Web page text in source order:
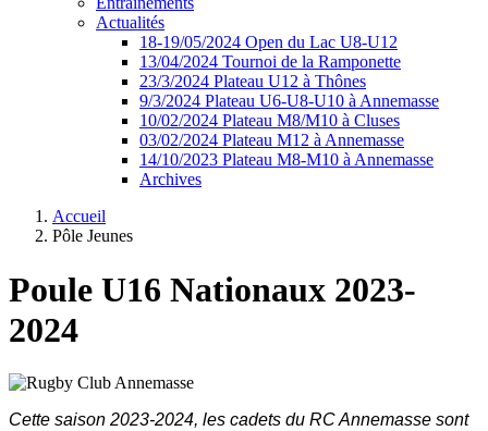
Actualités
18-19/05/2024 Open du Lac U8-U12
13/04/2024 Tournoi de la Ramponette
23/3/2024 Plateau U12 à Thônes
9/3/2024 Plateau U6-U8-U10 à Annemasse
10/02/2024 Plateau M8/M10 à Cluses
03/02/2024 Plateau M12 à Annemasse
14/10/2023 Plateau M8-M10 à Annemasse
Archives
Accueil
Pôle Jeunes
Poule U16 Nationaux 2023-
2024
Cette saison 2023-2024, les cadets du RC Annemasse sont